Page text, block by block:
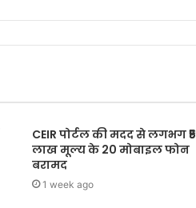
CEIR पोर्टल की मदद से लगभग ₹5
लाख मूल्य के 20 मोबाइल फोन
बरामद
1 week ago